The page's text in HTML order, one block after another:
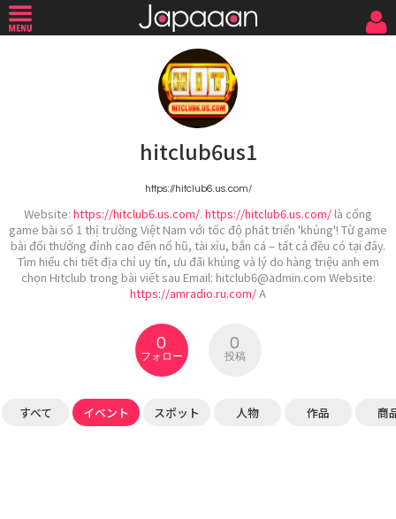
hitclub6us1
https://hitclub6.us.com/
Website: https://hitclub6.us.com/. https://hitclub6.us.com/ là cổng
game bài số 1 thị trường Việt Nam với tốc độ phát triển 'khủng'! Từ game
bài đổi thưởng đỉnh cao đến nổ hũ, tài xỉu, bắn cá – tất cả đều có tại đây.
Tìm hiểu chi tiết địa chỉ uy tín, ưu đãi khủng và lý do hàng triệu anh em
chọn Hitclub trong bài viết sau Email: hitclub6@admin.com Website:
https://amradio.ru.com/A
0
フォロー
0
投稿
すべて イベント スポット 人物 作品 商